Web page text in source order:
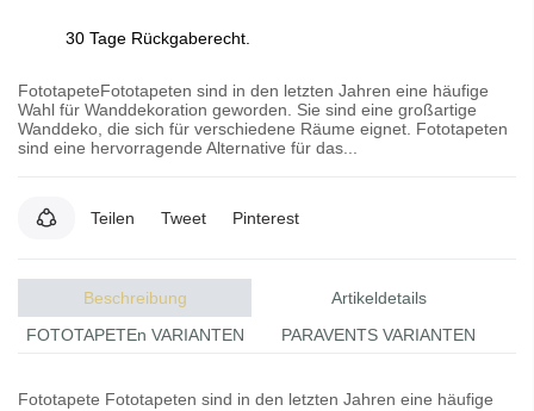
30 Tage Rückgaberecht.
FototapeteFototapeten sind in den letzten Jahren eine häufige
Wahl für Wanddekoration geworden. Sie sind eine großartige
Wanddeko, die sich für verschiedene Räume eignet. Fototapeten
sind eine hervorragende Alternative für das...
Teilen Tweet Pinterest
Beschreibung
Artikeldetails
FOTOTAPETEn VARIANTEN
PARAVENTS VARIANTEN
Fototapete Fototapeten sind in den letzten Jahren eine häufige